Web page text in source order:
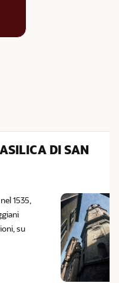
DI SAN
1535,
su